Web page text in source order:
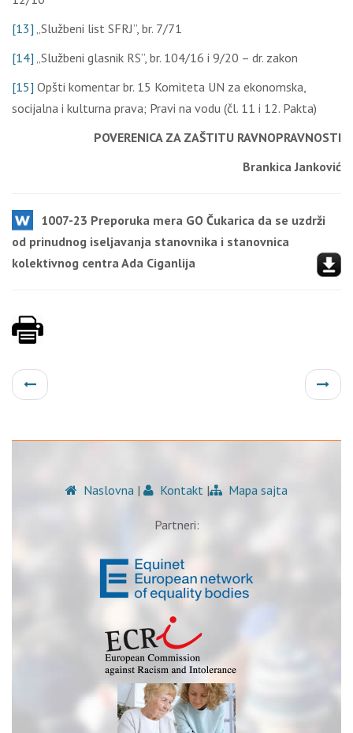
[13] „Službeni list SFRJ”, br. 7/71
[14] „Službeni glasnik RS”, br. 104/16 i 9/20 – dr. zakon
[15] Opšti komentar br. 15 Komiteta UN za ekonomska,
socijalna i kulturna prava; Pravi na vodu (čl. 11 i 12. Pakta)
POVERENICA ZA ZAŠTITU RAVNOPRAVNOSTI
Brankica Janković
1007-23 Preporuka mera GO Čukarica da se uzdrži
od prinudnog iseljavanja stanovnika i stanovnica
kolektivnog centra Ada Ciganlija
Naslovna | Kontakt | Mapa sajta
Partneri: